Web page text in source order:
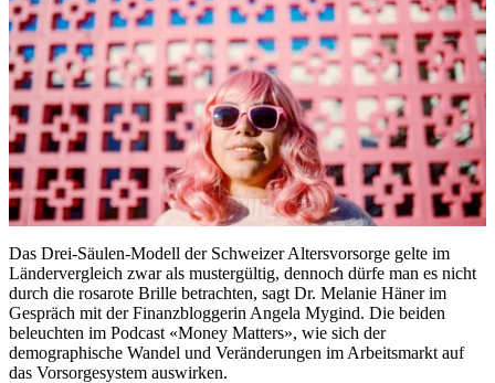
Das Drei-Säulen-Modell der Schweizer Altersvorsorge gelte im
Ländervergleich zwar als mustergültig, dennoch dürfe man es nicht
durch die rosarote Brille betrachten, sagt Dr. Melanie Häner im
Gespräch mit der Finanzbloggerin Angela Mygind. Die beiden
beleuchten im Podcast «Money Matters», wie sich der
demographische Wandel und Veränderungen im Arbeitsmarkt auf
das Vorsorgesystem auswirken.